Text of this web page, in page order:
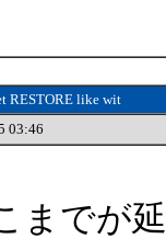
RESTORE like wit
03:46
までが